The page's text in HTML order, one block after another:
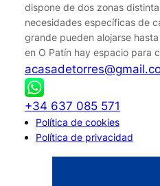
dispone de dos zonas
necesidades específicas de
grande pueden alojarse
en O Patín hay espacio para
+34 637 085 571
Política de cookies
Política de privacidad